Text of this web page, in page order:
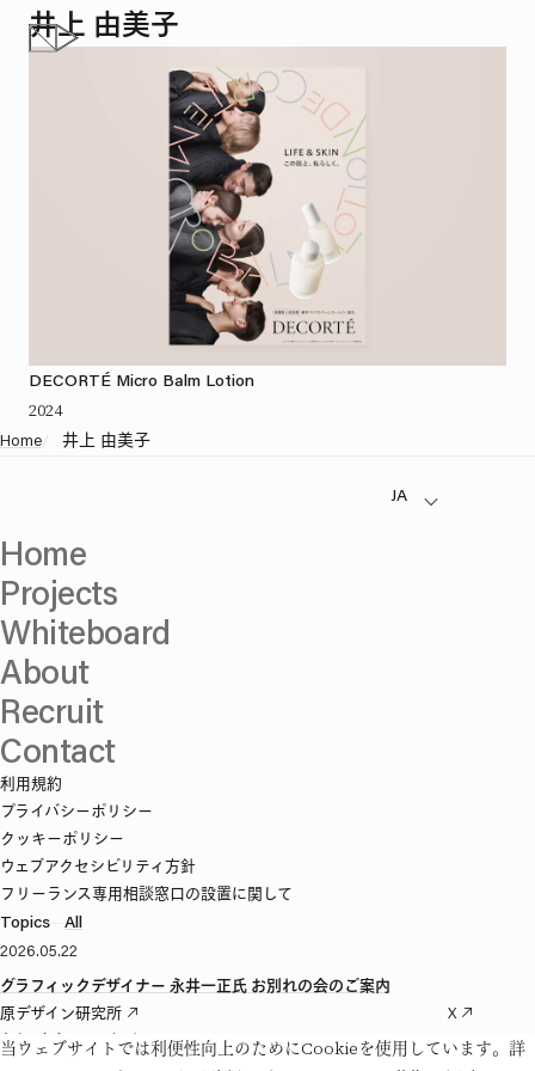
井上 由美子
DECORTÉ Micro Balm Lotion
2024
Home/ 井上 由美子
Home
Projects
Whiteboard
About
Recruit
Contact
利用規約
プライバシーポリシー
クッキーポリシー
ウェブアクセシビリティ方針
フリーランス専用相談窓口の設置に関して
Topics All
2026.05.22
グラフィックデザイナー 永井一正氏 お別れの会のご案内
原デザイン研究所
色部デザイン研究所
大黒デザイン研究室
X
Facebook
Instagram
当ウェブサイトでは利便性向上のためにCookieを使用しています。詳